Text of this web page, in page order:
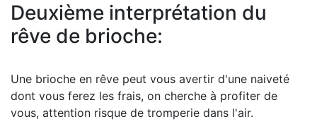
Deuxième interprétation du
rêve de brioche:
Une brioche en rêve peut vous avertir d'une naiveté
dont vous ferez les frais, on cherche à profiter de
vous, attention risque de tromperie dans l'air.